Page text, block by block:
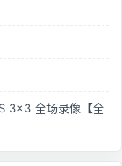
3×3 全场录像【全